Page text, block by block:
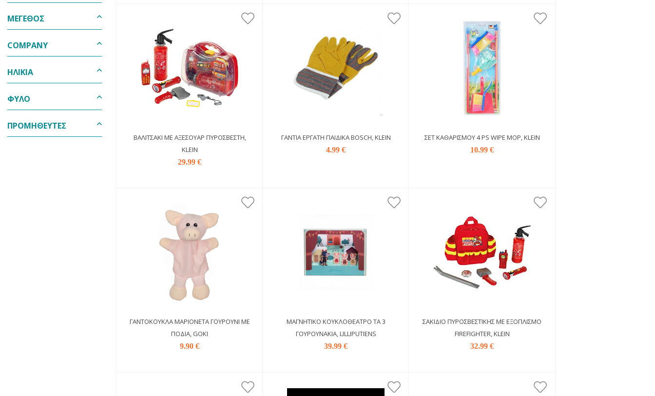
ΜΕΓΕΘΟΣ
COMPANY
ΗΛΙΚΊΑ
ΦΎΛΟ
ΠΡΟΜΗΘΕΥΤΈΣ
ΒΑΛΙΤΣΆΚΙ ΜΕ ΑΞΕΣΟΥΆΡ ΠΥΡΟΣΒΈΣΤΗ,
KLEIN
29.99 €
ΓΆΝΤΙΑ ΕΡΓΆΤΗ ΠΑΙΔΙΚΆ BOSCH, KLEIN
4.99 €
ΣΕΤ ΚΑΘΑΡΙΣΜΟΎ 4 PS WIPE MOP, KLEIN
10.99 €
ΓΑΝΤΌΚΟΥΚΛΑ ΜΑΡΙΟΝΈΤΑ ΓΟΥΡΟΎΝΙ ΜΕ
ΠΌΔΙΑ, GOKI
9.90 €
ΜΑΓΝΗΤΙΚΌ ΚΟΥΚΛΟΘΈΑΤΡΟ ΤΑ 3
ΓΟΥΡΟΥΝΆΚΙΑ, LILLIPUTIENS
39.99 €
ΣΑΚΊΔΙΟ ΠΥΡΟΣΒΕΣΤΙΚΉΣ ΜΕ ΕΞΟΠΛΙΣΜΌ
FIREFIGHTER, KLEIN
32.99 €